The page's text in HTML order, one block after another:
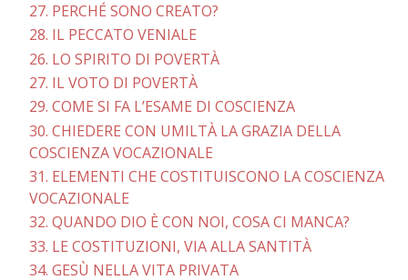
27. PERCHÉ SONO CREATO?
28. IL PECCATO VENIALE
26. LO SPIRITO DI POVERTÀ
27. IL VOTO DI POVERTÀ
29. COME SI FA L’ESAME DI COSCIENZA
30. CHIEDERE CON UMILTÀ LA GRAZIA DELLA
COSCIENZA VOCAZIONALE
31. ELEMENTI CHE COSTITUISCONO LA COSCIENZA
VOCAZIONALE
32. QUANDO DIO È CON NOI, COSA CI MANCA?
33. LE COSTITUZIONI, VIA ALLA SANTITÀ
34. GESÙ NELLA VITA PRIVATA